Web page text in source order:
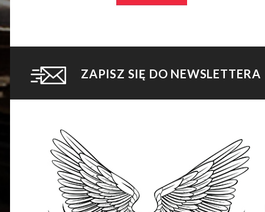
ZAPISZ SIĘ DO NEWSLETTERA